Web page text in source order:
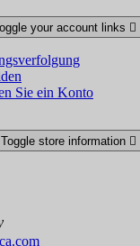
your account links 
Sie ein Konto
Toggle store information 